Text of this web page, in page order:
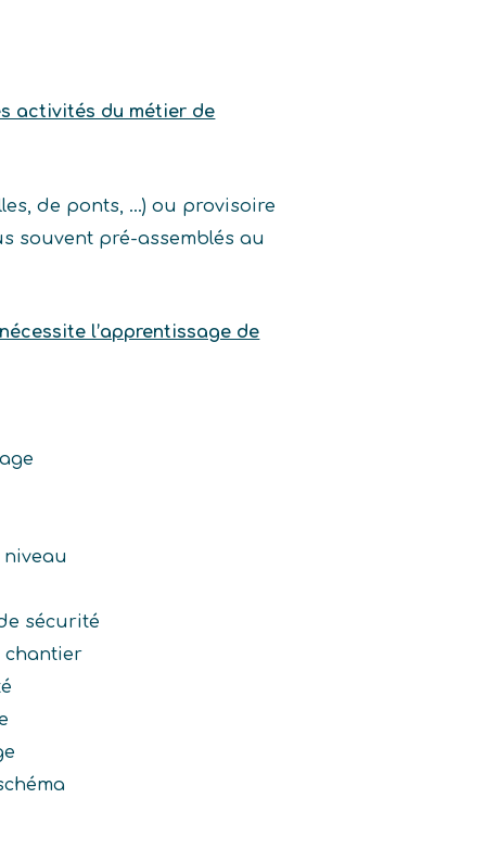
activités du métier de
de ponts, …) ou provisoire
souvent pré-assemblés au
l’apprentissage de
sécurité
chantier